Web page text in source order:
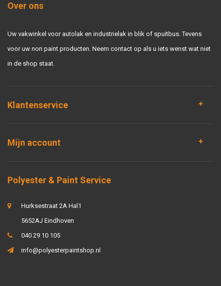
Over ons
Uw vakwinkel voor autolak en industrielak in blik of spuitbus. Tevens
voor uw non paint producten. Neem contact op als u iets wenst wat niet
in de shop staat.
Klantenservice
Mijn account
Polyester & Paint Service
Hurksestraat 2A Hal1
5652AJ Eindhoven
040 29 10 105
info@polyesterpaintshop.nl